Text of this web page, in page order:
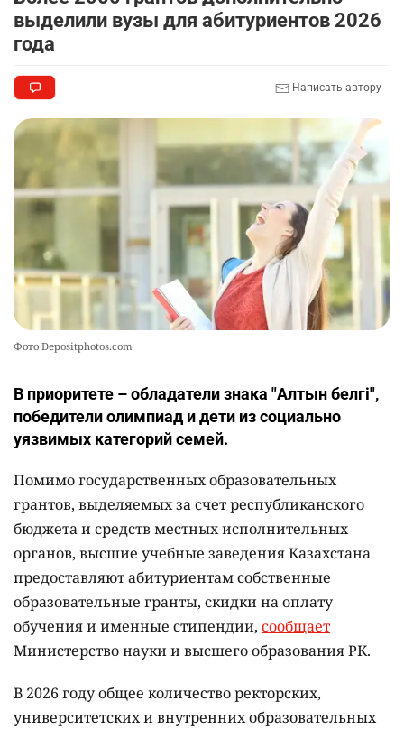
выделили вузы для абитуриентов 2026
года
Написать автору
Фото Depositphotos.com
В приоритете – обладатели знака "Алтын белгі",
победители олимпиад и дети из социально
уязвимых категорий семей.
Помимо государственных образовательных
грантов, выделяемых за счет республиканского
бюджета и средств местных исполнительных
органов, высшие учебные заведения Казахстана
предоставляют абитуриентам собственные
образовательные гранты, скидки на оплату
обучения и именные стипендии, сообщает
Министерство науки и высшего образования РК.
В 2026 году общее количество ректорских,
университетских и внутренних образовательных